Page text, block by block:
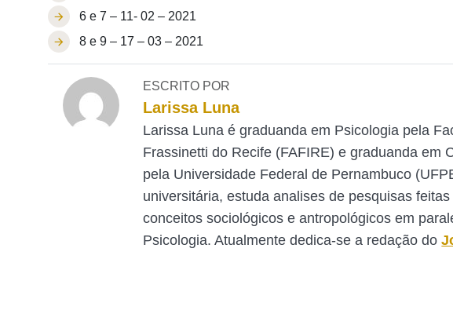
6 e 7 – 11- 02 – 2021
8 e 9 – 17 – 03 – 2021
ESCRITO POR
Larissa Luna
Larissa Luna é graduanda em Psicologia pela
Frassinetti do Recife (FAFIRE) e graduanda em
pela Universidade Federal de Pernambuco
universitária, estuda analises de pesquisas
conceitos sociológicos e antropológicos em
Psicologia. Atualmente dedica-se a redação do